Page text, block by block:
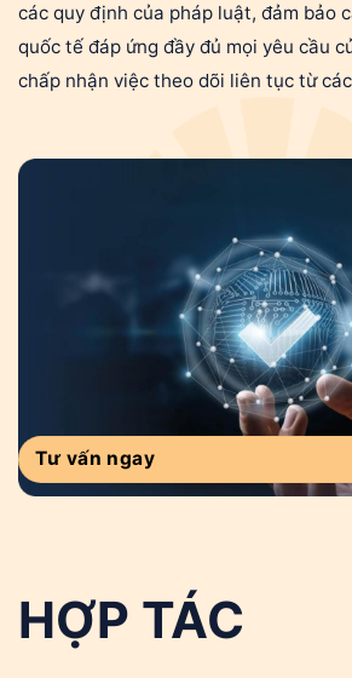
các quy định của pháp luật, đảm bảo
quốc tế đáp ứng đầy đủ mọi yêu cầu
chấp nhận việc theo dõi liên tục từ
Tư vấn ngay
HỢP TÁC